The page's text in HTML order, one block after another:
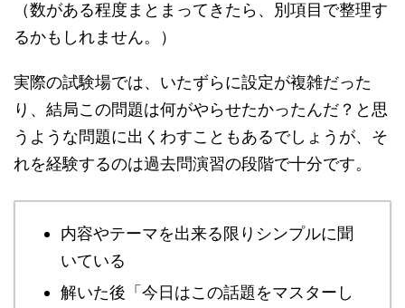
（数がある程度まとまってきたら、別項目で整理す
るかもしれません。）
実際の試験場では、いたずらに設定が複雑だった
り、結局この問題は何がやらせたかったんだ？と思
うような問題に出くわすこともあるでしょうが、そ
れを経験するのは過去問演習の段階で十分です。
内容やテーマを出来る限りシンプルに聞
いている
解いた後「今日はこの話題をマスターし